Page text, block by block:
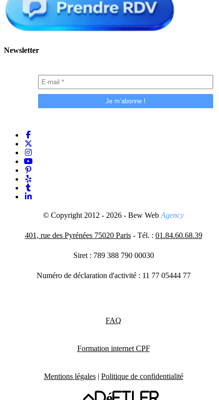
Newsletter
© Copyright 2012 - 2026 - Bew Web Agency
401, rue des Pyrénées 75020 Paris- Tél. : 01.84.60.68.39
Siret : 789 388 790 00030
Numéro de déclaration d'activité : 11 77 05444 77
FAQ
Formation internet CPF
Mentions légales| Politique de confidentialité